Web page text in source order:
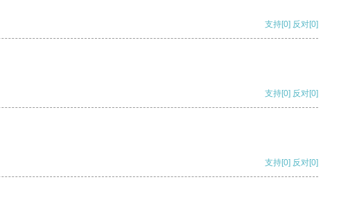
支持[0] 反对[0]
支持[0] 反对[0]
支持[0] 反对[0]